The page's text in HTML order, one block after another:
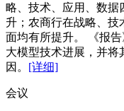
略、技术、应用、数据
升；农商行在战略、技
面均有所提升。 《报
大模型技术进展，并将
因。 [详细]
会议